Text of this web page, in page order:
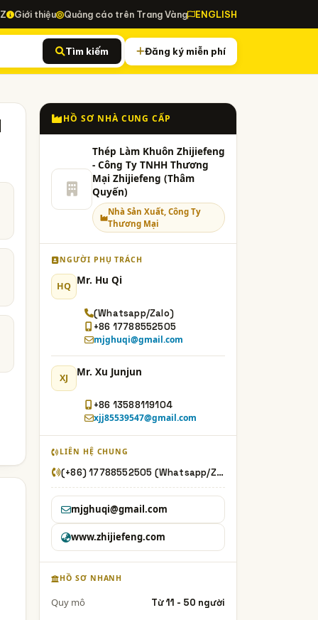
Giới thiệu Quảng cáo trên Trang Vàng ENGLISH
Tìm kiếm Đăng ký miễn phí
HỒ SƠ NHÀ CUNG CẤP
Thép Làm Khuôn Zhijiefeng
- Công Ty TNHH Thương
Mại Zhijiefeng (Thâm
Quyến)
Nhà Sản Xuất, Công Ty
Thương Mại
NGƯỜI PHỤ TRÁCH
HQ Mr. Hu Qi
(Whatsapp/Zalo)
+86 17788552505
mjghuqi@gmail.com
XJ Mr. Xu Junjun
+86 13588119104
xjj85539547@gmail.com
LIÊN HỆ CHUNG
(+86) 17788552505 (Whatsapp/Zalo)
mjghuqi@gmail.com
www.zhijiefeng.com
HỒ SƠ NHANH
Quy mô Từ 11 - 50 người